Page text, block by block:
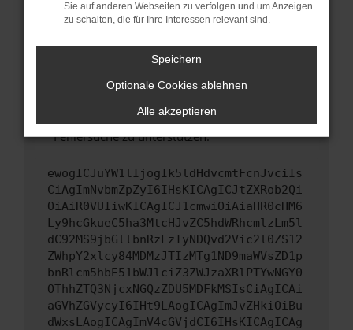
führen, dass bestimmte Funktionen nicht mehr
unterstützt werden.
Wende dich an den Webseitenbetreiber.
Wenn du alle oben genannten Schritte versucht
hast, kontaktiere uns bitte. Wir werden
uns diesen Text schicken, um uns bei der
Fehlersuche zu unterstützen:
ewogICJuYW1lIjogIk5ldHdvcmtFcnJvciIs
CiAgImNvbmZpZyI6IHsKICAgICJtZXRob2Qi
OiAiR0VUIiwKICAgICJ1cmwiOiAiaHR0cHM6
Ly9hcGkueC5ha3MtcHJvZC5hdWRhcmlzLm5l
dC92MS9jbGllbnRzLzIyNDQvd2Vic2l0ZS12
ZWhpY2xlcy84MDMzJTIzMTg1ND9maWVsZD1p
bnRlcm5hbE51bWJlciZ3ZWJzaXRlPTYwNGY0
OThhZTQ3NjcxNGQzZDU5MDFkMSIsCiAgICAi
aGVhZGVycyI6IHt9LAogICAgImJvZHkiOiBu
dWxsLAogICAgImV4cGVjdCI6IHsKICAgICAg
Sie auf anderen Webseiten zu verfolgen und um Anzeigen
zu schalten, die für Ihre Interessen relevant sind.
Speichern
Optionale Cookies ablehnen
Alle akzeptieren